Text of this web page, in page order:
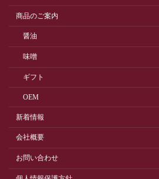
商品のご案内
醤油
味噌
ギフト
OEM
新着情報
会社概要
お問い合わせ